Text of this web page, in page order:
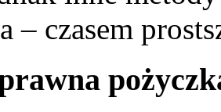
– czasem